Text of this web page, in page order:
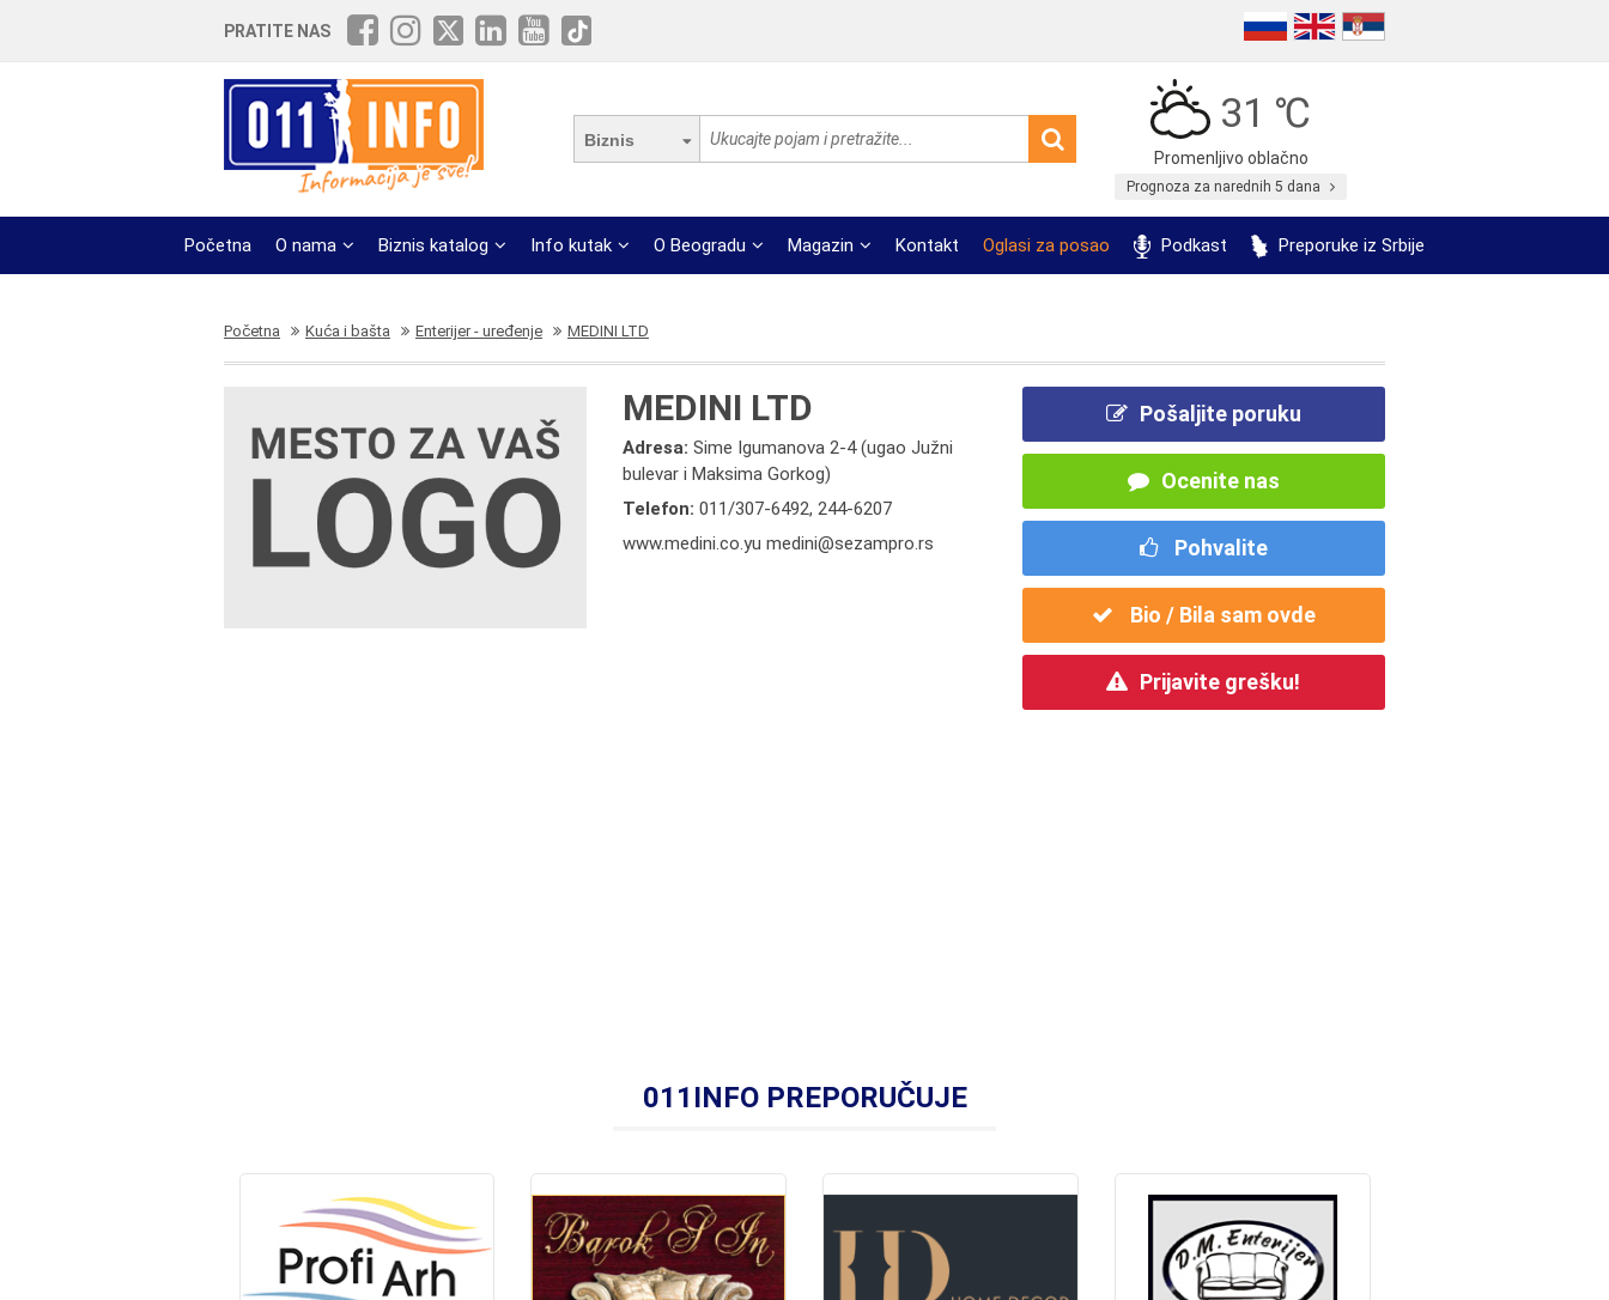
PRATITE NAS
Biznis
31 ℃
Promenljivo oblačno
Prognoza za narednih 5 dana
Početna O nama Biznis katalog Info kutak O Beogradu Magazin Kontakt Oglasi za posao Podkast Preporuke iz Srbije
Početna Kuća i bašta Enterijer - uređenje MEDINI LTD
MEDINI LTD
Adresa:Sime Igumanova 2-4 (ugao Južni
bulevar i Maksima Gorkog)
Telefon:011/307-6492,244-6207
www.medini.co.yu medini@sezampro.rs
Pošaljite poruku
Ocenite nas
Pohvalite
Bio / Bila sam ovde
Prijavite grešku!
011INFO PREPORUČUJE